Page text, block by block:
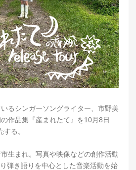
るシンガーソングライター、市野美
作品集『産まれたて』を10月8日
する。
生まれ。写真や映像などの創作活動
弾き語りを中心とした音楽活動を始